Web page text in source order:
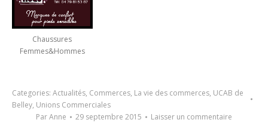
Chaussures
Femmes&Hommes
Categories: Actualités, Commerces, La vie des commerces, UCAB de
Belley, Unions Commerciales
ParAnne 29 septembre 2015 Laisser un commentaire